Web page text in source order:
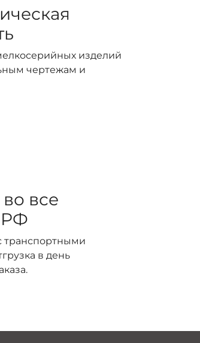
изделий
чертежам и
все
РФ
транспортными
в день